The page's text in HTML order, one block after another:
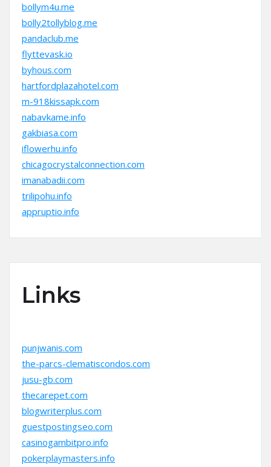
bollym4u.me
bolly2tollyblog.me
pandaclub.me
flyttevask.io
byhous.com
hartfordplazahotel.com
m-918kissapk.com
nabavkame.info
gakbiasa.com
iflowerhu.info
chicagocrystalconnection.com
imanabadii.com
trilipohu.info
appruptio.info
Links
punjwanis.com
the-parcs-clematiscondos.com
jusu-gb.com
thecarepet.com
blogwriterplus.com
guestpostingseo.com
casinogambitpro.info
pokerplaymasters.info